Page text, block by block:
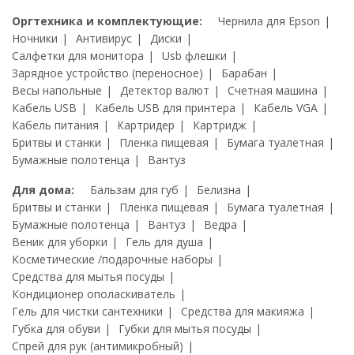
Оргтехника и комплектующие:
Чернила для Epson
Ночники
Антивирус
Диски
Салфетки для монитора
Usb флешки
Зарядное устройство (переносное)
Барабан
Весы напольные
Детектор валют
Счетная машина
Кабель USB
Кабель USB для принтера
Кабель VGA
Кабель питания
Картридер
Картридж
Бритвы и станки
Пленка пищевая
Бумага туалетная
Бумажные полотенца
Вантуз
Для дома:
Бальзам для губ
Белизна
Бритвы и станки
Пленка пищевая
Бумага туалетная
Бумажные полотенца
Вантуз
Ведра
Веник для уборки
Гель для душа
Косметические /подарочные наборы
Средства для мытья посуды
Кондиционер ополаскиватель
Гель для чистки сантехники
Средства для макияжа
Губка для обуви
Губки для мытья посуды
Спрей для рук (антимикробный)